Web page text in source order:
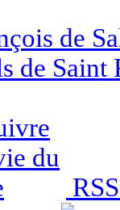
de
de Saint